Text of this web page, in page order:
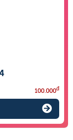
100.000đ